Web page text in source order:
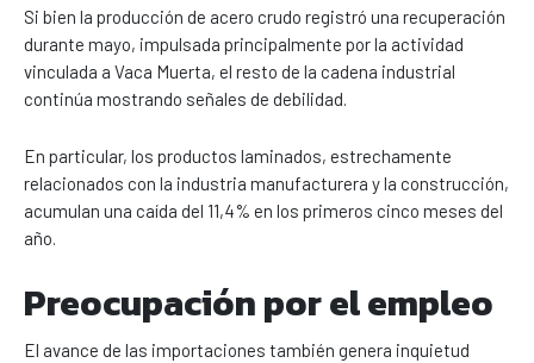
Si bien la producción de acero crudo registró una recuperación
durante mayo, impulsada principalmente por la actividad
vinculada a Vaca Muerta, el resto de la cadena industrial
continúa mostrando señales de debilidad.
En particular, los productos laminados, estrechamente
relacionados con la industria manufacturera y la construcción,
acumulan una caída del 11,4% en los primeros cinco meses del
año.
Preocupación por el empleo
El avance de las importaciones también genera inquietud